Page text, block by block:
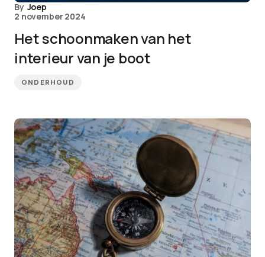
By Joep
2 november 2024
Het schoonmaken van het
interieur van je boot
ONDERHOUD